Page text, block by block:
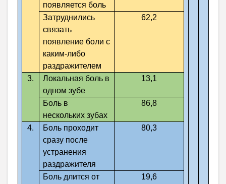
появляется боль
Затруднились
связать
появление боли с
каким-либо
раздражителем
62,2
3.
Локальная боль в
одном зубе
13,1
Боль в
нескольких зубах
86,8
4.
Боль проходит
сразу после
устранения
раздражителя
80,3
Боль длится от
19,6